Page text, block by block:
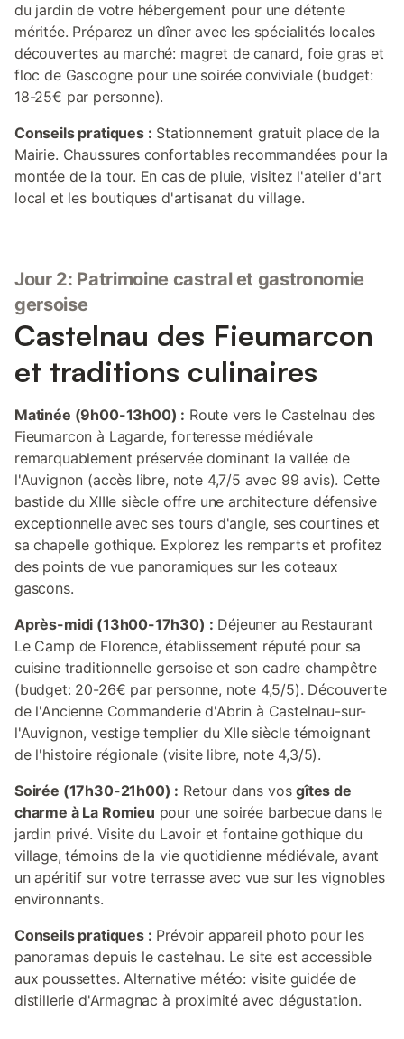
du jardin de votre hébergement pour une détente
méritée. Préparez un dîner avec les spécialités locales
découvertes au marché: magret de canard, foie gras et
floc de Gascogne pour une soirée conviviale (budget:
18-25€ par personne).
Conseils pratiques : Stationnement gratuit place de la
Mairie. Chaussures confortables recommandées pour la
montée de la tour. En cas de pluie, visitez l'atelier d'art
local et les boutiques d'artisanat du village.
Jour 2: Patrimoine castral et gastronomie
gersoise
Castelnau des Fieumarcon
et traditions culinaires
Matinée (9h00-13h00) : Route vers le Castelnau des
Fieumarcon à Lagarde, forteresse médiévale
remarquablement préservée dominant la vallée de
l'Auvignon (accès libre, note 4,7/5 avec 99 avis). Cette
bastide du XIIIe siècle offre une architecture défensive
exceptionnelle avec ses tours d'angle, ses courtines et
sa chapelle gothique. Explorez les remparts et profitez
des points de vue panoramiques sur les coteaux
gascons.
Après-midi (13h00-17h30) : Déjeuner au Restaurant
Le Camp de Florence, établissement réputé pour sa
cuisine traditionnelle gersoise et son cadre champêtre
(budget: 20-26€ par personne, note 4,5/5). Découverte
de l'Ancienne Commanderie d'Abrin à Castelnau-sur-
l'Auvignon, vestige templier du XIIe siècle témoignant
de l'histoire régionale (visite libre, note 4,3/5).
Soirée (17h30-21h00) : Retour dans vosgîtes de
charme à La Romieu pour une soirée barbecue dans le
jardin privé. Visite du Lavoir et fontaine gothique du
village, témoins de la vie quotidienne médiévale, avant
un apéritif sur votre terrasse avec vue sur les vignobles
environnants.
Conseils pratiques : Prévoir appareil photo pour les
panoramas depuis le castelnau. Le site est accessible
aux poussettes. Alternative météo: visite guidée de
distillerie d'Armagnac à proximité avec dégustation.